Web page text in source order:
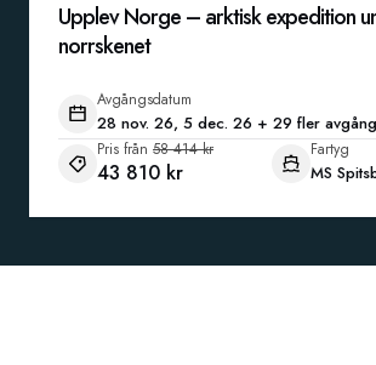
Upplev Norge – arktisk expedition
norrskenet
Avgångsdatum
28 nov. 26, 5 dec. 26 + 29 fler
Pris från 58 414 kr
43 810 kr
Fartyg
MS